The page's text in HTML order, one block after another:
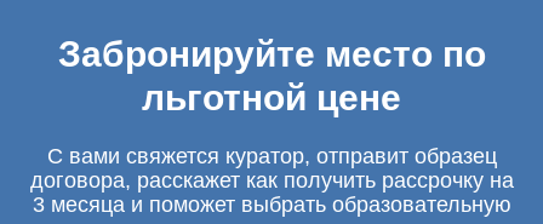
Забронируйте место по
льготной цене
С вами свяжется куратор, отправит образец
договора, расскажет как получить рассрочку на
3 месяца и поможет выбрать образовательную